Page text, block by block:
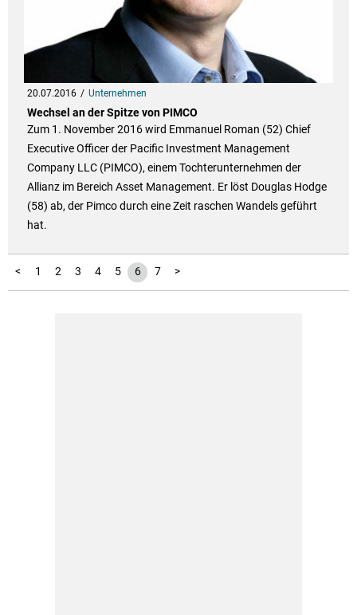
20.07.2016 Unternehmen
Wechsel an der Spitze von PIMCO
Zum 1. November 2016 wird Emmanuel Roman (52) Chief
Executive Officer der Pacific Investment Management
Company LLC (PIMCO), einem Tochterunternehmen der
Allianz im Bereich Asset Management. Er löst Douglas Hodge
(58) ab, der Pimco durch eine Zeit raschen Wandels geführt
hat.
< 1 2 3 4 5 6 7 >